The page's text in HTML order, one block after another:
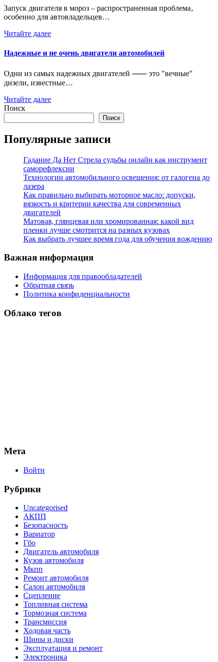
Запуск двигателя в мороз – распространенная проблема‚
особенно для автовладельцев…
Читайте далее
Надежные и не очень двигатели автомобилей
Одни из самых надежных двигателей ⸺ это "вечные"
дизели, известные…
Читайте далее
Поиск
Поиск
Популярные записи
Гадание Да Нет Стрела судьбы онлайн как инструмент
саморефлексии
Технологии автомобильного освещения: от галогена до
лазера
Как правильно выбирать моторное масло: допуски,
вязкость и критерии качества для современных
двигателей
Матовая, глянцевая или хромированная: какой вид
пленки лучше смотрится на разных кузовах
Как выбрать лучшее время года для обучения вождению
Важная информация
Информация для правообладателей
Обратная связь
Политика конфиденциальности
Облако тегов
Мета
Войти
Рубрики
Uncategorised
АКПП
Безопасность
Вариатор
Гбо
Двигатель автомобиля
Кузов автомобиля
Мкпп
Ремонт автомобиля
Салон автомобиля
Сцепление
Топливная система
Тормозная система
Трансмиссия
Ходовая часть
Шины и диски
Эксплуатация и ремонт
Электроника